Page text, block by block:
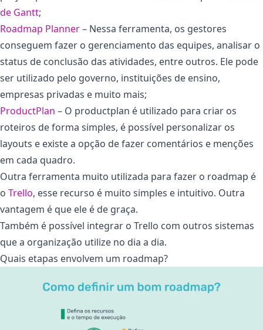
de Gantt;
Roadmap Planner– Nessa ferramenta, os gestores
conseguem fazer o gerenciamento das equipes, analisar o
status de conclusão das atividades, entre outros. Ele pode
ser utilizado pelo governo, instituições de ensino,
empresas privadas e muito mais;
ProductPlan – O productplan é utilizado para criar os
roteiros de forma simples, é possível personalizar os
layouts e existe a opção de fazer comentários e menções
em cada quadro.
Outra ferramenta muito utilizada para fazer o roadmap é
o Trello, esse recurso é muito simples e intuitivo. Outra
vantagem é que ele é de graça.
Também é possível integrar o Trello com outros sistemas
que a organização utilize no dia a dia.
Quais etapas envolvem um roadmap?